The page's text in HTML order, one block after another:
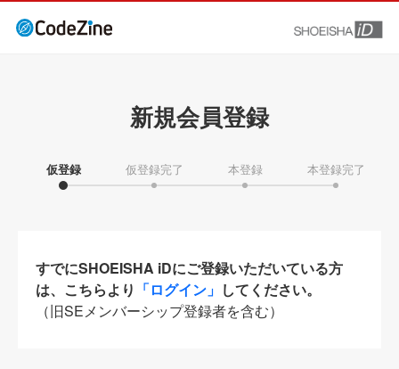
新規会員登録
仮登録 仮登録完了 本登録 本登録完了
すでにSHOEISHA iDにご登録いただいている方
は、こちらより 「ログイン」 してください。
（旧SEメンバーシップ登録者を含む）